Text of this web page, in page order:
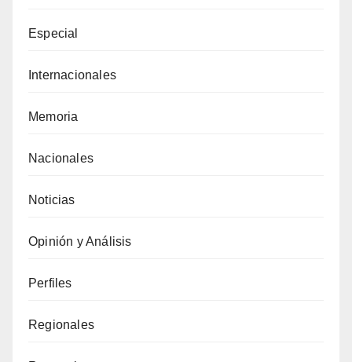
Especial
Internacionales
Memoria
Nacionales
Noticias
Opinión y Análisis
Perfiles
Regionales